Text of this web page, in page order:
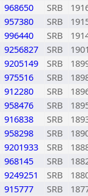
968650 SRB
957380 SRB
996440 SRB
9256827 SRB
9205149 SRB
975516 SRB
912280 SRB
958476 SRB
916838 SRB
958298 SRB
9201933 SRB
968145 SRB
9249251 SRB
915777 SRB